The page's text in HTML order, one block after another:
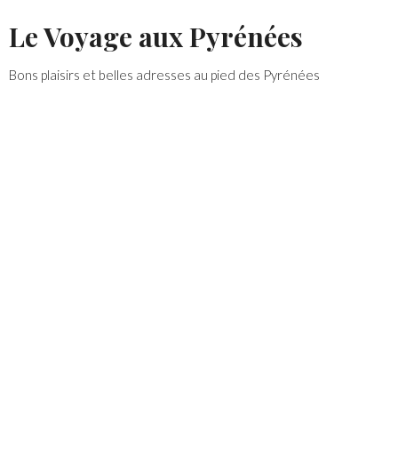
to
content
Le Voyage aux Pyrénées
Bons plaisirs et belles adresses au pied des Pyrénées